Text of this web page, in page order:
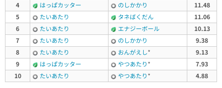
4
はっぱカッター のしかかり
11.48
5
たいあたり タネばくだん
11.06
6
たいあたり エナジーボール
10.13
7
たいあたり のしかかり
9.38
8
たいあたり おんがえし*
9.13
9
はっぱカッター やつあたり*
7.93
10
たいあたり やつあたり*
4.88